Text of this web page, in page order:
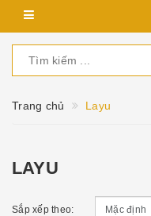
Trang chủ Layu
LAYU
Sắp xếp theo: